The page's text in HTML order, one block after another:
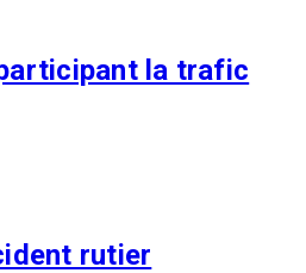
la trafic
rutier